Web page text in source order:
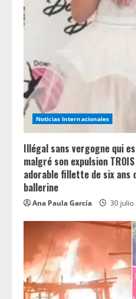
e
d
i
n
g
Noticias Internacionales
Illégal sans vergogne qui
malgré son expulsion
adorable fillette de six ans
ballerine
Ana Paula García 30 julio